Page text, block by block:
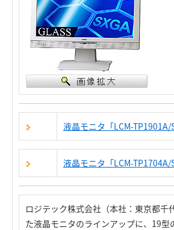
液晶モニタ「LCM-TP1901A/
液晶モニタ「LCM-TP1704A/
ロジテック株式会社（本社：東京都
た液晶モニタのラインアップに、19